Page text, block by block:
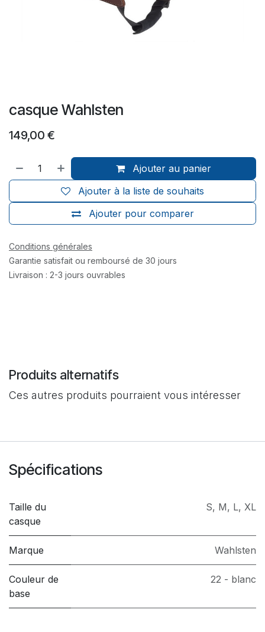
casque Wahlsten
149,00 €
Ajouter au panier
Ajouter pour comparer
Ajouter à la liste de souhaits
Conditions générales
Garantie satisfait ou remboursé de 30 jours
Livraison : 2-3 jours ouvrables
Produits alternatifs
Ces autres produits pourraient vous intéresser
Spécifications
Taille du
casque
S, M, L, XL
Marque Wahlsten
Couleur de
base
22 - blanc